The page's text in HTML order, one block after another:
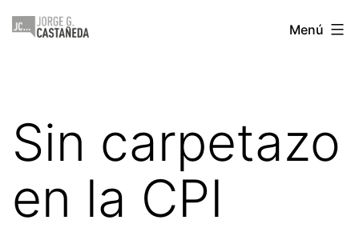
Saltar
Jorge
Menú
Sin carpetazo
en la CPI